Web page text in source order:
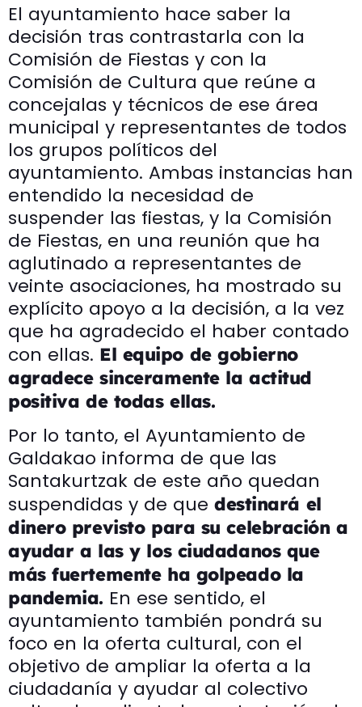
El ayuntamiento hace saber la
decisión tras contrastarla con la
Comisión de Fiestas y con la
Comisión de Cultura que reúne a
concejalas y técnicos de ese área
municipal y representantes de todos
los grupos políticos del
ayuntamiento. Ambas instancias han
entendido la necesidad de
suspender las fiestas, y la Comisión
de Fiestas, en una reunión que ha
aglutinado a representantes de
veinte asociaciones, ha mostrado su
explícito apoyo a la decisión, a la vez
que ha agradecido el haber contado
con ellas. El equipo de gobierno
agradece sinceramente la actitud
positiva de todas ellas.
Por lo tanto, el Ayuntamiento de
Galdakao informa de que las
Santakurtzak de este año quedan
suspendidas y de que destinará el
dinero previsto para su celebración a
ayudar a las y los ciudadanos que
más fuertemente ha golpeado la
pandemia. En ese sentido, el
ayuntamiento también pondrá su
foco en la oferta cultural, con el
objetivo de ampliar la oferta a la
ciudadanía y ayudar al colectivo